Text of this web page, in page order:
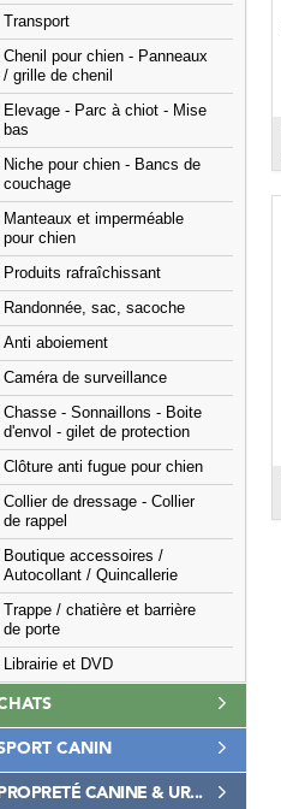
Transport
Chenil pour chien - Panneaux
/ grille de chenil
Elevage - Parc à chiot - Mise
bas
Niche pour chien - Bancs de
couchage
Manteaux et imperméable
pour chien
Produits rafraîchissant
Randonnée, sac, sacoche
Anti aboiement
Caméra de surveillance
Chasse - Sonnaillons - Boite
d'envol - gilet de protection
Clôture anti fugue pour chien
Collier de dressage - Collier
de rappel
Boutique accessoires /
Autocollant / Quincallerie
Trappe / chatière et barrière
de porte
Librairie et DVD
CANIN
PROPRETÉ CANINE & UR...